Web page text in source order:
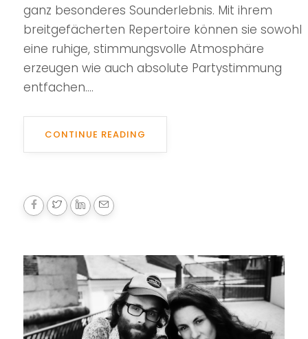
ganz besonderes Sounderlebnis. Mit ihrem
breitgefächerten Repertoire können sie sowohl
eine ruhige, stimmungsvolle Atmosphäre
erzeugen wie auch absolute Partystimmung
entfachen....
CONTINUE READING